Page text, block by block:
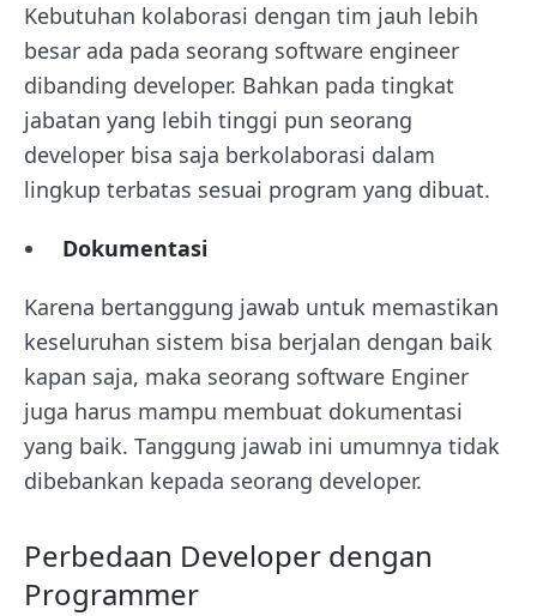
Kebutuhan kolaborasi dengan tim jauh lebih
besar ada pada seorang software engineer
dibanding developer. Bahkan pada tingkat
jabatan yang lebih tinggi pun seorang
developer bisa saja berkolaborasi dalam
lingkup terbatas sesuai program yang dibuat.
Dokumentasi
Karena bertanggung jawab untuk memastikan
keseluruhan sistem bisa berjalan dengan baik
kapan saja, maka seorang software Enginer
juga harus mampu membuat dokumentasi
yang baik. Tanggung jawab ini umumnya tidak
dibebankan kepada seorang developer.
Perbedaan Developer dengan
Programmer